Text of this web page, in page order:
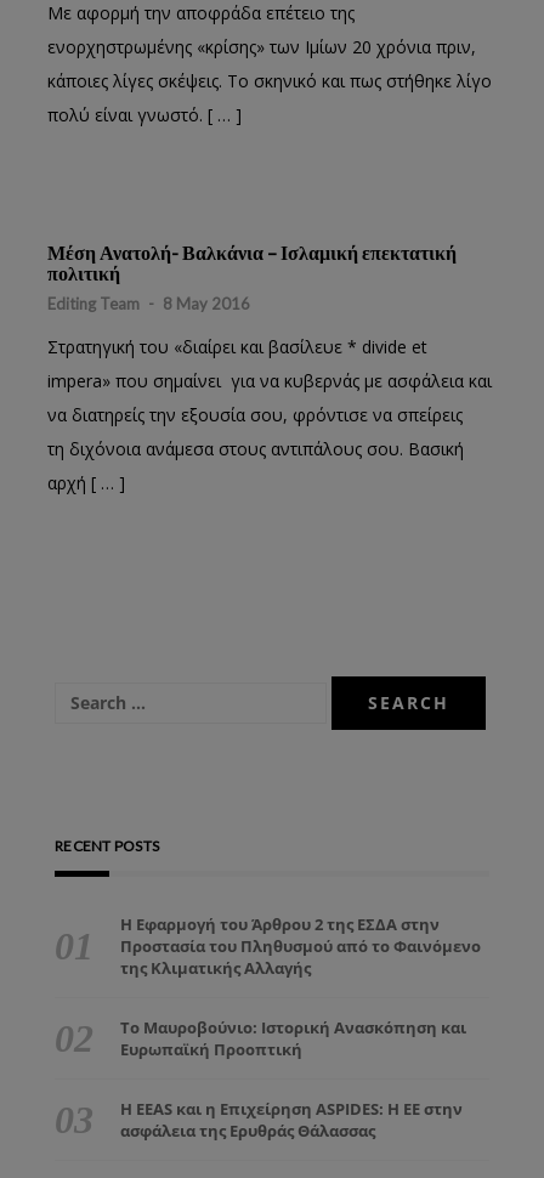
Με αφορμή την αποφράδα επέτειο της
ενορχηστρωμένης «κρίσης» των Ιμίων 20 χρόνια πριν,
κάποιες λίγες σκέψεις. Το σκηνικό και πως στήθηκε λίγο
πολύ είναι γνωστό. [ … ]
Μέση Ανατολή- Βαλκάνια – Ισλαμική επεκτατική
πολιτική
Editing Team - 8 May 2016
Στρατηγική του «διαίρει και βασίλευε * divide et
impera» που σημαίνει για να κυβερνάς με ασφάλεια και
να διατηρείς την εξουσία σου, φρόντισε να σπείρεις
τη διχόνοια ανάμεσα στους αντιπάλους σου. Βασική
αρχή [ … ]
RECENT POSTS
Η Εφαρμογή του Άρθρου 2 της ΕΣΔΑ στην
Προστασία του Πληθυσμού από το Φαινόμενο
της Κλιματικής Αλλαγής
Το Μαυροβούνιο: Ιστορική Ανασκόπηση και
Ευρωπαϊκή Προοπτική
Η EEAS και η Επιχείρηση ASPIDES: Η ΕΕ στην
ασφάλεια της Ερυθράς Θάλασσας